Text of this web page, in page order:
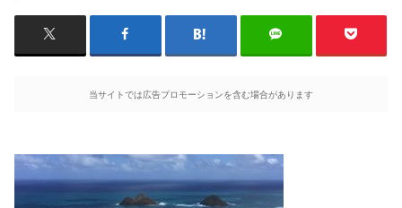
当サイトでは広告プロモーションを含む場合があります